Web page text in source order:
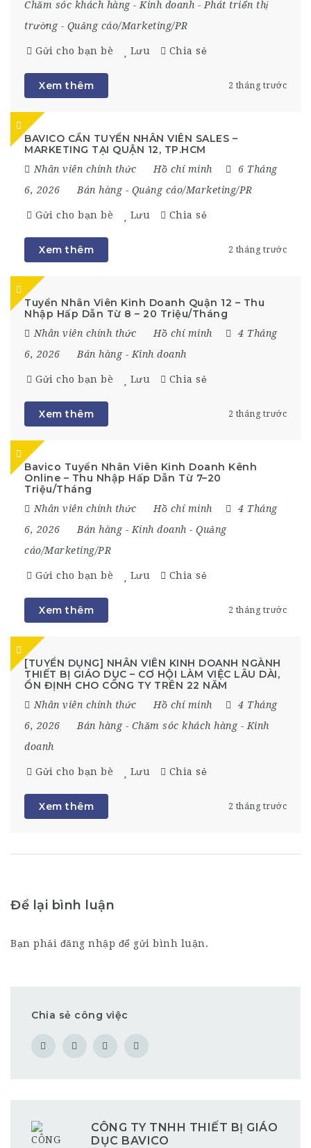
Chăm sóc khách hàng- Kinh doanh - Phát triển thị
trường- Quảng cáo/Marketing/PR
Gửi cho bạn bè Lưu Chia sẻ
Xem thêm 2 tháng trước
BAVICO CẦN TUYỂN NHÂN VIÊN SALES –
MARKETING TẠI QUẬN 12, TP.HCM
Nhân viên chính thức Hồ chí minh
6 Tháng
6, 2026
Bán hàng- Quảng cáo/Marketing/PR
Gửi cho bạn bè Lưu Chia sẻ
Xem thêm 2 tháng trước
Tuyển Nhân Viên Kinh Doanh Quận 12 – Thu
Nhập Hấp Dẫn Từ 8 – 20 Triệu/Tháng
Nhân viên chính thức Hồ chí minh
4 Tháng
6, 2026
Bán hàng- Kinh doanh
Gửi cho bạn bè Lưu Chia sẻ
Xem thêm 2 tháng trước
Bavico Tuyển Nhân Viên Kinh Doanh Kênh
Online – Thu Nhập Hấp Dẫn Từ 7–20
Triệu/Tháng
Nhân viên chính thức Hồ chí minh
4 Tháng
6, 2026
Bán hàng- Kinh doanh - Quảng
cáo/Marketing/PR
Gửi cho bạn bè Lưu Chia sẻ
Xem thêm 2 tháng trước
[TUYỂN DỤNG] NHÂN VIÊN KINH DOANH NGÀNH
THIẾT BỊ GIÁO DỤC – CƠ HỘI LÀM VIỆC LÂU DÀI,
ỔN ĐỊNH CHO CÔNG TY TRÊN 22 NĂM
Nhân viên chính thức Hồ chí minh
4 Tháng
6, 2026
Bán hàng- Chăm sóc khách hàng- Kinh
doanh
Gửi cho bạn bè Lưu Chia sẻ
Xem thêm 2 tháng trước
Để lại bình luận
Bạn phải đăng nhập để gửi bình luận.
Chia sẻ công việc
CÔNG TY TNHH THIẾT BỊ GIÁO
DỤC BAVICO